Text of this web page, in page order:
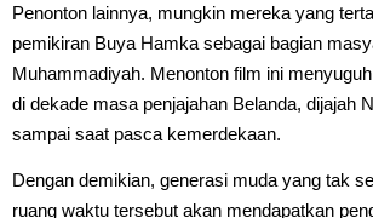
Penonton lainnya, mungkin mereka yang
pemikiran Buya Hamka sebagai bagian
Muhammadiyah. Menonton film ini
di dekade masa penjajahan Belanda, dijajah
sampai saat pasca kemerdekaan.
Dengan demikian, generasi muda yang tak
ruang waktu tersebut akan mendapatkan